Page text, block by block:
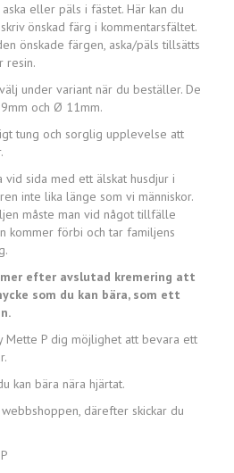
eller päls i fästet. Här kan du
önskad färg i kommentarsfältet.
önskade färgen, aska/päls tillsätts
resin.
under variant när du beställer. De
och Ø 11mm.
tung och sorglig upplevelse att
sida med ett älskat husdjur i
inte lika länge som vi människor.
måste man vid något tillfälle
kommer förbi och tar familjens
efter avslutad kremering att
som du kan bära, som ett
Mette P dig möjlighet att bevara ett
kan bära nära hjärtat.
därefter skickar du